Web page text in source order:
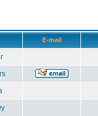
E-mail